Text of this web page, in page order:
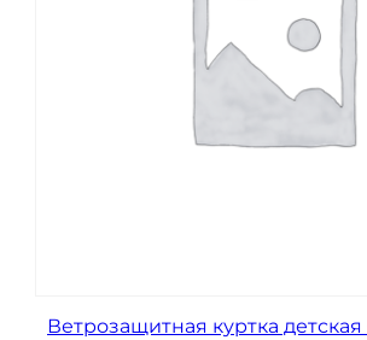
Ветрозащитная куртка